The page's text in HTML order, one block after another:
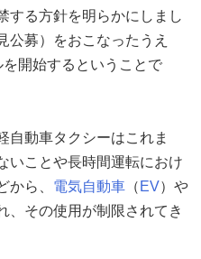
する方針を明らかにしまし
公募）をおこなったうえ
開始するということで
自動車タクシーはこれま
いことや長時間運転におけ
から、 電気自動車 （ EV）や
、その使用が制限されてき